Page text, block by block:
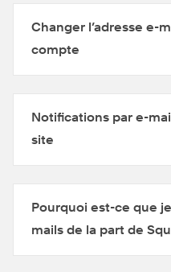
Changer l’adresse e-
compte
Notifications par e-
site
Pourquoi est-ce que
mails de la part de